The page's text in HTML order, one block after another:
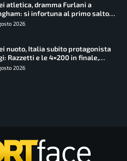
atletica, dramma Furlani a
si infortuna al primo salto
in carrozzina
2026
nuoto, Italia subito protagonista
Razzetti e le 4×200 in finale,
domina gli 800
2026